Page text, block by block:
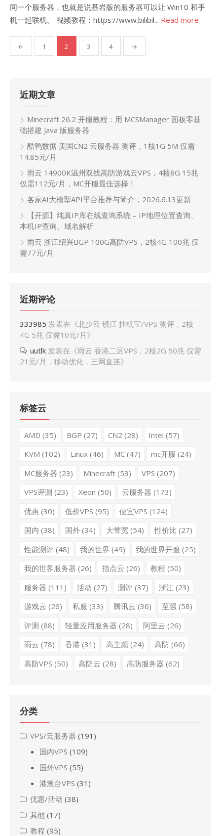
同一个服务器，也就是说基岩版的服务器可以让 Win10 和手
机一起联机。 视频教程：https://www.bilibil... Read more
文
章
← 1 2 3 4 →
近期文章
Minecraft 26.2 开服教程：用 MCSManager 面板零基
础搭建 Java 版服务器
酷鸭数据 美国CN2 云服务器 测评，1核1G 5M 仅需
14.85元/月
雨云 14900K温州双线高防游戏云VPS，4核8G 15兆
仅需112元/月，MC开服最佳选择！
各家AI大模型API平台推荐与简介，2026.6.13更新
【开源】纯真IP库在线查询系统 – IP地理位置查询、
本机IP查询、域名解析
雨云 浙江绍兴BGP 100G高防VPS，2核4G 100兆 仅
需77元/月
近期评论
333985 发表在《北少云 镇江 挂机宝/VPS 测评，2核
4G 5兆 仅需10元/月 》
uutlk 发表在《雨云 香港二区VPS，2核2G 50兆 仅需
21元/月，移动优化，三网直连》
标签云
AMD (35) BGP (27) CN2 (28) Intel (57)
KVM (102) Linux(46) MC(47) mc开服 (24)
MC服务器 (23) Minecraft(53) VPS (207)
VPS评测 (23) Xeon (50) 云服务器 (173)
优惠(30) 低价VPS (95) 便宜VPS (124)
国内 (38) 国外(34) 大带宽(54) 性价比 (27)
性能测评(48) 我的世界 (49) 我的世界开服 (25)
我的世界服务器 (26) 指点云 (26) 教程 (50)
服务器 (111) 活动 (27) 测评(37) 浙江 (23)
游戏云 (26) 私服 (33) 腾讯云 (36) 至强 (58)
评测 (88) 轻量应用服务器 (28) 阿里云 (26)
雨云 (78) 香港 (31) 高主频 (24) 高防(66)
高防VPS (50) 高防云 (28) 高防服务器 (62)
分类
VPS/云服务器 (191)
国内VPS (109)
国外VPS (55)
港澳台VPS (31)
优惠/活动 (38)
其他 (17)
教程 (95)